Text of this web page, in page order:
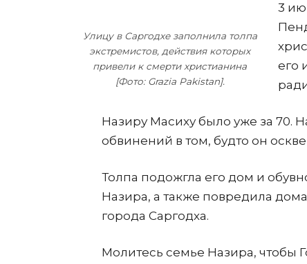
Улицу в Саргодхе заполнила толпа
экстремистов, действия которых
привели к смерти христианина
[Фото: Grazia Pakistan].
3
его
Назиру Масиху было уже за 70.
обвинений в том, будто он
Толпа подожгла его дом и
Назира, а также повредила
города Саргодха.
Молитесь семье Назира, чтобы